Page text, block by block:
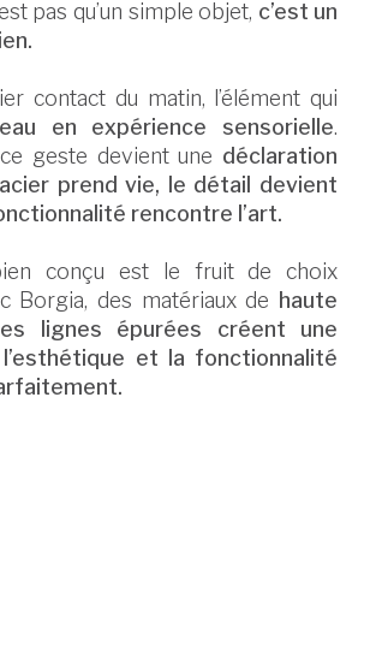
pas qu’un simple objet, c’est un
contact du matin, l’élément qui
en expérience sensorielle.
geste devient une déclaration
prend vie, le détail devient
rencontre l’art.
conçu est le fruit de choix
Borgia, des matériaux de haute
lignes épurées créent une
et la fonctionnalité